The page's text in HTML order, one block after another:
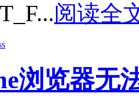
阅读全
浏览器无